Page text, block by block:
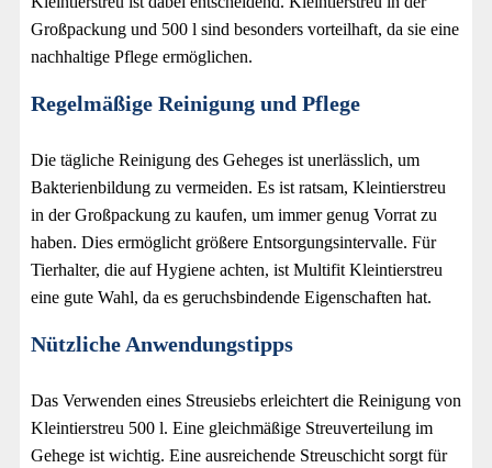
Großpackung und 500 l sind besonders vorteilhaft, da sie eine
nachhaltige Pflege ermöglichen.
Regelmäßige Reinigung und Pflege
Die tägliche Reinigung des Geheges ist unerlässlich, um
Bakterienbildung zu vermeiden. Es ist ratsam, Kleintierstreu
in der Großpackung zu kaufen, um immer genug Vorrat zu
haben. Dies ermöglicht größere Entsorgungsintervalle. Für
Tierhalter, die auf Hygiene achten, ist Multifit Kleintierstreu
eine gute Wahl, da es geruchsbindende Eigenschaften hat.
Nützliche Anwendungstipps
Das Verwenden eines Streusiebs erleichtert die Reinigung von
Kleintierstreu 500 l. Eine gleichmäßige Streuverteilung im
Gehege ist wichtig. Eine ausreichende Streuschicht sorgt für